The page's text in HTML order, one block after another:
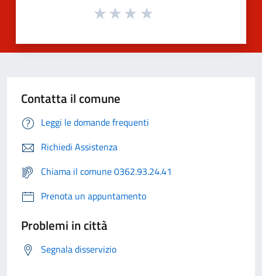
Contatta il comune
Leggi le domande frequenti
Richiedi Assistenza
Chiama il comune 0362.93.24.41
Prenota un appuntamento
Problemi in città
Segnala disservizio